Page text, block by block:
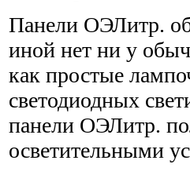
Панели ОЭЛитр.
иной нет ни у
как простые
светодиодных
панели ОЭЛитр.
осветительными